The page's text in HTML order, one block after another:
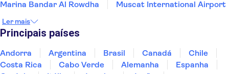
Marina Bandar Al Rowdha
Muscat International Airport
Ler mais
Principais países
Andorra Argentina Brasil Canadá
Chile
Costa Rica
Cabo Verde Alemanha
Espanha